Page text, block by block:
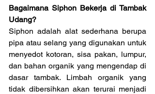
Bagaimana Siphon Bekerja di Tambak
Udang?
Siphon adalah alat sederhana berupa
pipa atau selang yang digunakan untuk
menyedot kotoran, sisa pakan, lumpur,
dan bahan organik yang mengendap di
dasar tambak. Limbah organik yang
tidak dibersihkan akan terurai menjadi